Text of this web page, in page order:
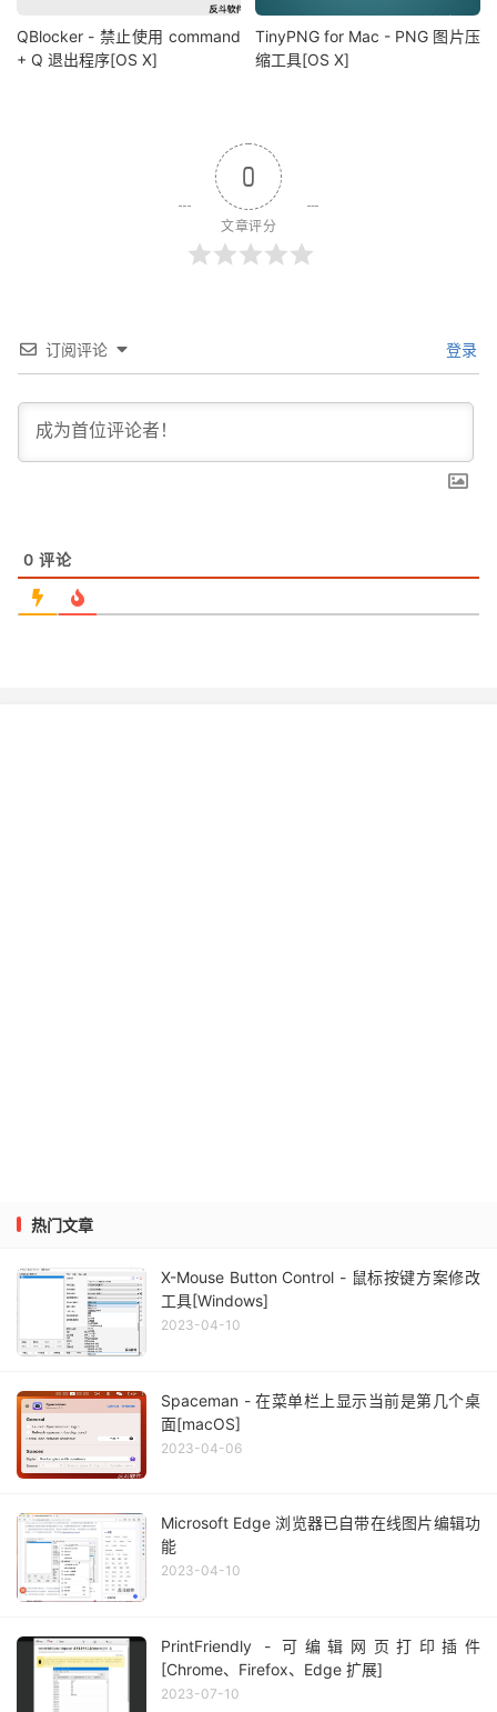
QBlocker - 禁止使用 command
+ Q 退出程序[OS X]
TinyPNG for Mac - PNG 图片压
缩工具[OS X]
0
文章评分
订阅评论 登录
0 评论
热门文章
X-Mouse Button Control - 鼠标按键方案修改
工具[Windows]
2023-04-10
Spaceman - 在菜单栏上显示当前是第几个桌
面[macOS]
2023-04-06
Microsoft Edge 浏览器已自带在线图片编辑功
能
2023-04-10
PrintFriendly - 可编辑网页打印插件
[Chrome、Firefox、Edge 扩展]
2023-07-10